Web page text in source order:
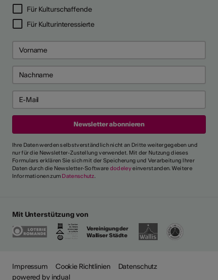
Für Kulturschaffende
Für Kulturinteressierte
Ihre Daten werden selbstverständlich nicht an Dritte weitergegeben und
nur für die Newsletter-Zustellung verwendet. Mit der Nutzung dieses
Formulars erklären Sie sich mit der Speicherung und Verarbeitung Ihrer
Daten durch die Newsletter-Software dodeleyeinverstanden. Weitere
Informationen zum Datenschutz.
Mit Unterstützung von
Vereinigung der
Walliser Städte
Impressum Cookie Richtlinien
Datenschutz
powered by indual